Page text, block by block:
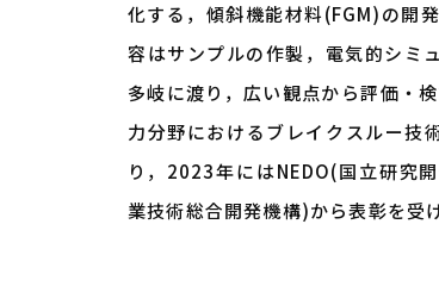
化する，傾斜機能材料(FGM)の開
容はサンプルの作製，電気的シミ
多岐に渡り，広い観点から評価・
力分野におけるブレイクスルー技
り，2023年にはNEDO(国立研究
業技術総合開発機構)から表彰を受